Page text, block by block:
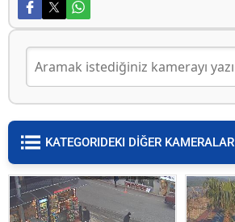
KATEGORIDEKI DİĞER KAMERALAR